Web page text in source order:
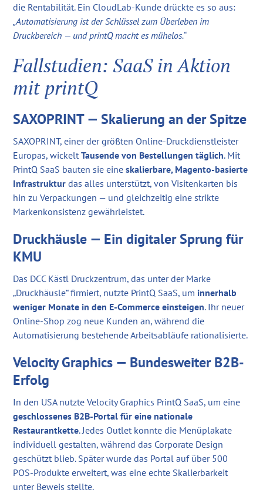
die Rentabilität. Ein CloudLab-Kunde drückte es so aus:
„Automatisierung ist der Schlüssel zum Überleben im
Druckbereich — und printQ macht es mühelos.“
Fallstudien: SaaS in Aktion
mit printQ
SAXOPRINT — Skalierung an der Spitze
SAXOPRINT, einer der größten Online-Druckdienstleister
Europas, wickeltTausende von Bestellungen täglich. Mit
PrintQ SaaS bauten sie eineskalierbare, Magento-basierte
Infrastruktur das alles unterstützt, von Visitenkarten bis
hin zu Verpackungen — und gleichzeitig eine strikte
Markenkonsistenz gewährleistet.
Druckhäusle — Ein digitaler Sprung für
KMU
Das DCC Kästl Druckzentrum, das unter der Marke
„Druckhäusle“ firmiert, nutzte PrintQ SaaS, um innerhalb
weniger Monate in den E-Commerce einsteigen. Ihr neuer
Online-Shop zog neue Kunden an, während die
Automatisierung bestehende Arbeitsabläufe rationalisierte.
Velocity Graphics — Bundesweiter B2B-
Erfolg
In den USA nutzte Velocity Graphics PrintQ SaaS, um eine
geschlossenes B2B-Portal für eine nationale
Restaurantkette. Jedes Outlet konnte die Menüplakate
individuell gestalten, während das Corporate Design
geschützt blieb. Später wurde das Portal auf über 500
POS-Produkte erweitert, was eine echte Skalierbarkeit
unter Beweis stellte.